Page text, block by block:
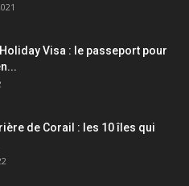
Visa : le passeport pour
de Corail : les 10 îles qui